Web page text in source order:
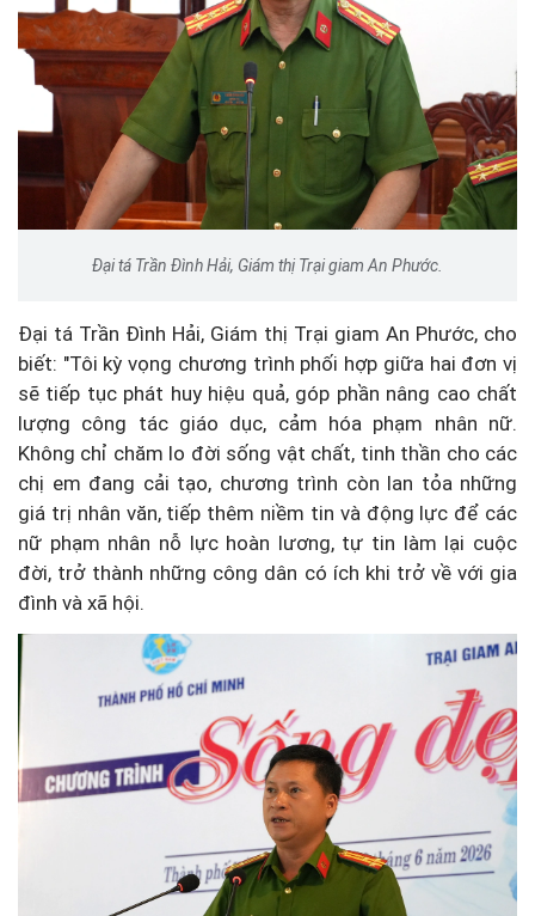
Đại tá Trần Đình Hải, Giám thị Trại giam An Phước.
Đại tá Trần Đình Hải, Giám thị Trại giam An Phước, cho
biết: "Tôi kỳ vọng chương trình phối hợp giữa hai đơn vị
sẽ tiếp tục phát huy hiệu quả, góp phần nâng cao chất
lượng công tác giáo dục, cảm hóa phạm nhân nữ.
Không chỉ chăm lo đời sống vật chất, tinh thần cho các
chị em đang cải tạo, chương trình còn lan tỏa những
giá trị nhân văn, tiếp thêm niềm tin và động lực để các
nữ phạm nhân nỗ lực hoàn lương, tự tin làm lại cuộc
đời, trở thành những công dân có ích khi trở về với gia
đình và xã hội.